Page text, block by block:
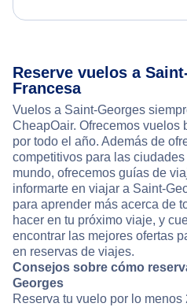
Reserve vuelos a
Francesa
Vuelos a Saint-Georges
CheapOair. Ofrecemos vuelos
por todo el año. Además de
competitivos para las
mundo, ofrecemos guías de
informarte en viajar a Saint-
para aprender más acerca de
hacer en tu próximo viaje, y
encontrar las mejores ofertas
en reservas de viajes.
Consejos sobre cómo
Georges
Reserva tu vuelo por lo